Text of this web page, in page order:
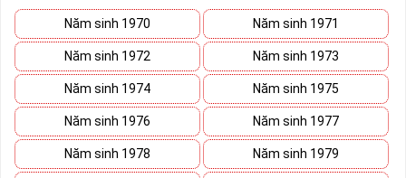
Năm sinh 1970 Năm sinh 1971
Năm sinh 1972 Năm sinh 1973
Năm sinh 1974 Năm sinh 1975
Năm sinh 1976 Năm sinh 1977
Năm sinh 1978 Năm sinh 1979